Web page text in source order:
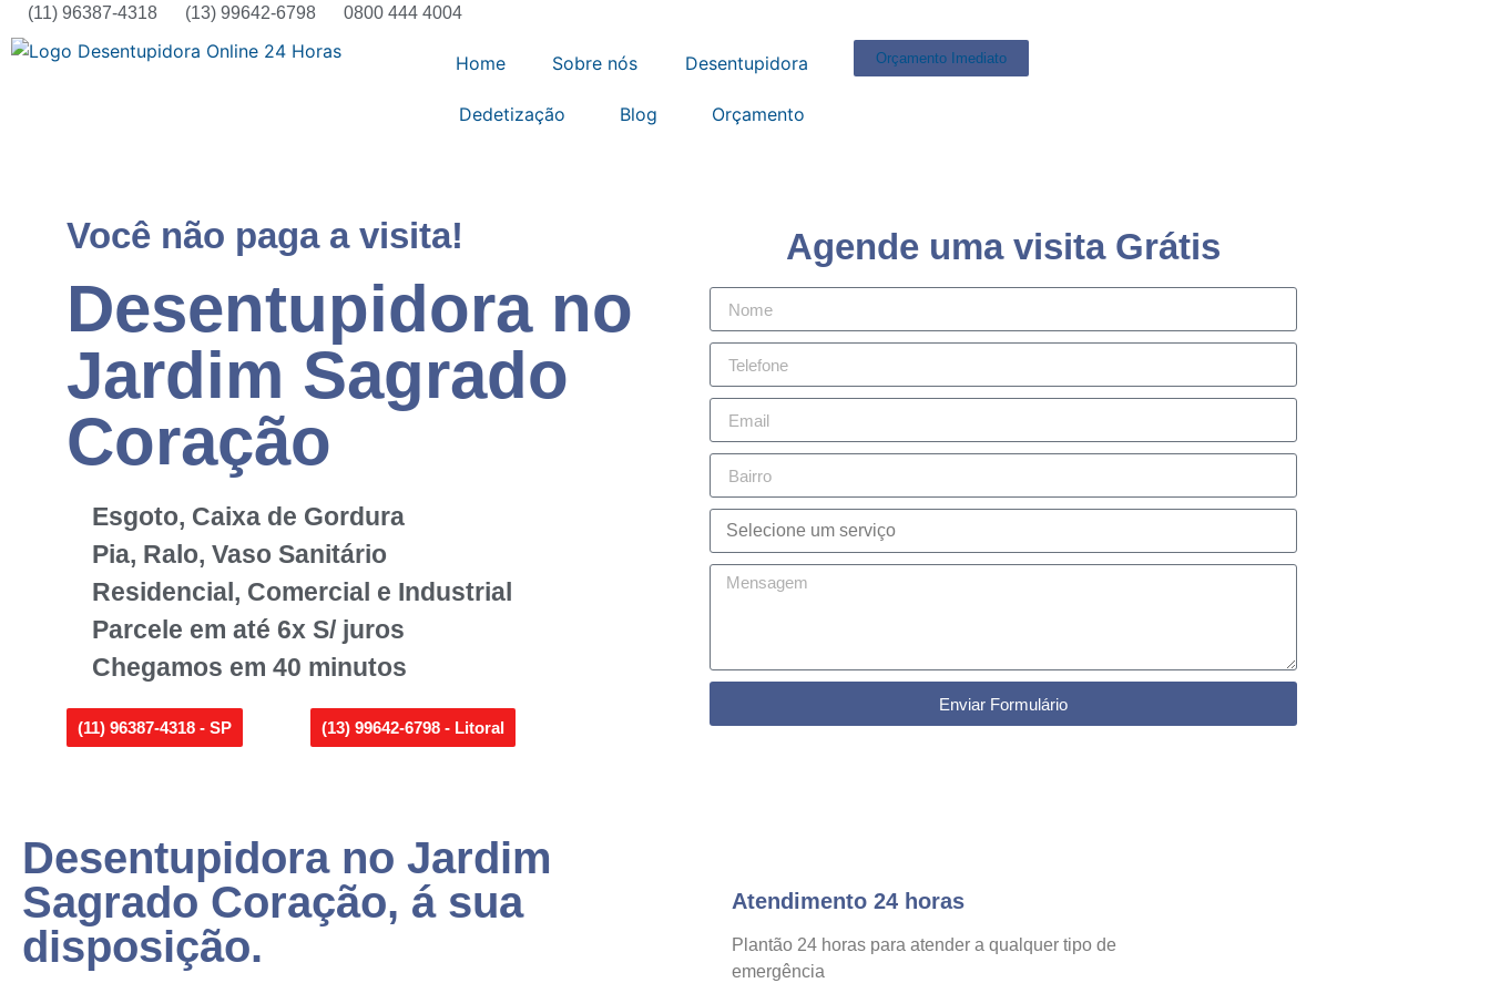
(11) 96387-4318 (13) 99642-6798 0800 444 4004
Home Sobre nós Desentupidora
Dedetização Blog Orçamento
Orçamento Imediato
Você não paga a visita!
Desentupidora no
Jardim Sagrado
Coração
Esgoto, Caixa de Gordura
Pia, Ralo, Vaso Sanitário
Residencial, Comercial e Industrial
Parcele em até 6x S/ juros
Chegamos em 40 minutos
(11) 96387-4318 - SP (13) 99642-6798 - Litoral
Agende uma visita Grátis
Enviar Formulário
Desentupidora no Jardim
Sagrado Coração, á sua
disposição.
Atendimento 24 horas
Plantão 24 horas para atender a qualquer tipo de
emergência